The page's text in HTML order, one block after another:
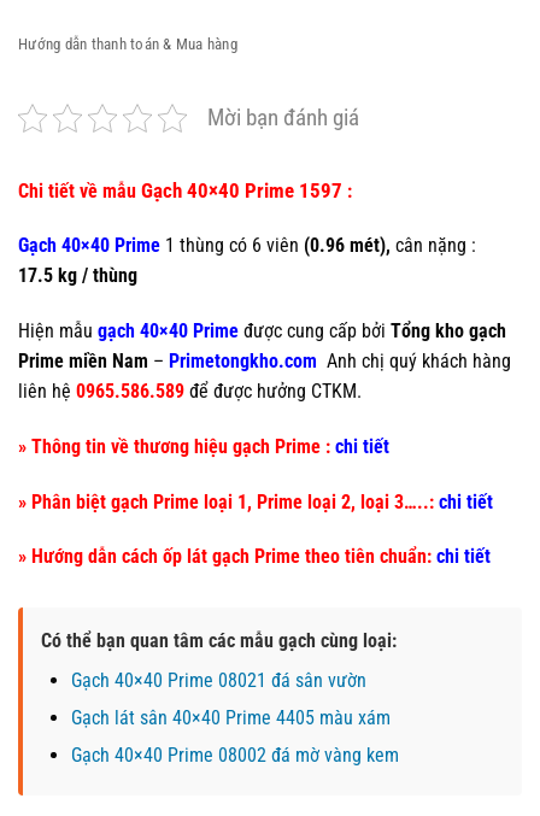
Hướng dẫn thanh toán & Mua hàng
Mời bạn đánh giá
Chi tiết về mẫu Gạch 40×40 Prime 1597 :
Gạch 40×40 Prime 1 thùng có 6 viên (0.96 mét), cân nặng :
17.5 kg / thùng
Hiện mẫu gạch 40×40 Prime được cung cấp bởi Tổng kho gạch
Prime miền Nam – Primetongkho.com Anh chị quý khách hàng
liên hệ 0965.586.589 để được hưởng CTKM.
» Thông tin về thương hiệu gạch Prime : chi tiết
» Phân biệt gạch Prime loại 1, Prime loại 2, loại 3…..: chi tiết
» Hướng dẫn cách ốp lát gạch Prime theo tiên chuẩn: chi tiết
Có thể bạn quan tâm các mẫu gạch cùng loại:
Gạch 40×40 Prime 08021 đá sân vườn
Gạch lát sân 40×40 Prime 4405 màu xám
Gạch 40×40 Prime 08002 đá mờ vàng kem